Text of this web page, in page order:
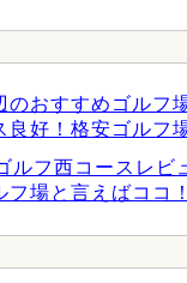
のおすすめゴルフ
良好！格安ゴルフ
ルフ西コースレビ
フ場と言えばココ！